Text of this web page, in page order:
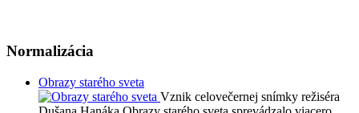
Normalizácia
Obrazy starého sveta
Vznik celovečernej snímky režiséra